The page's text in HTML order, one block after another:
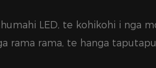
LED, te kohikohi i nga
rama rama, te hanga